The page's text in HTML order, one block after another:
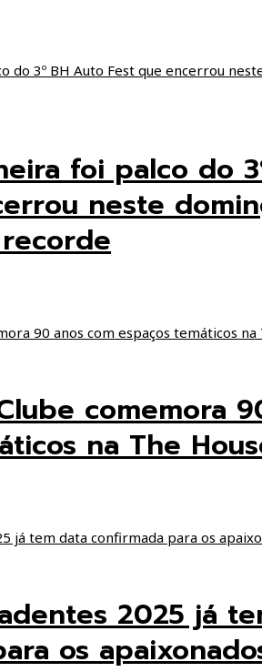
foi palco do
neste
comemora
na The
2025 já
os